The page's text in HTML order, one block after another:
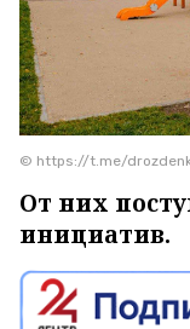
© https://t.me/
От них
инициатив.